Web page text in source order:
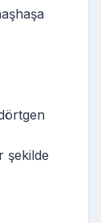
şekilde